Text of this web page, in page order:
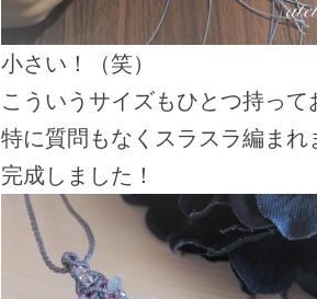
小さい！（笑）
こういうサイズもひとつ持っ
特に質問もなくスラスラ編まれ
完成しました！